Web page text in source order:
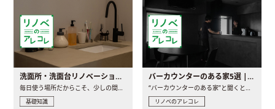
洗面所・洗面台リノベーションの事例と間取りアイデア
毎日使う場所だからこそ、少しの間取りの工夫や素材の選び方で..
基礎知識
バーカウンターのある家5選 | 日常に馴染む“距離の近い”キッチンとは
“バーカウンターのある家”と聞くと、少し特別な、大人のための..
リノベのアレコレ